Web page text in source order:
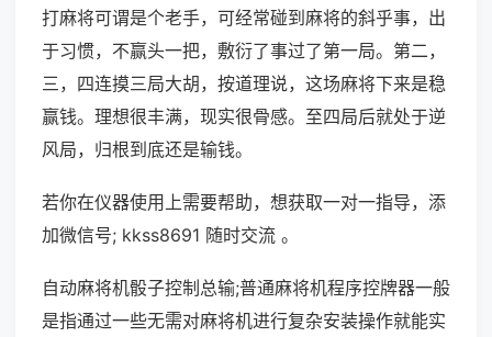
打麻将可谓是个老手，可经常碰到麻将的斜乎事，出
于习惯，不赢头一把，敷衍了事过了第一局。第二，
三，四连摸三局大胡，按道理说，这场麻将下来是稳
赢钱。理想很丰满，现实很骨感。至四局后就处于逆
风局，归根到底还是输钱。
若你在仪器使用上需要帮助，想获取一对一指导，添
加微信号; kkss8691 随时交流 。
自动麻将机骰子控制总输;普通麻将机程序控牌器一般
是指通过一些无需对麻将机进行复杂安装操作就能实